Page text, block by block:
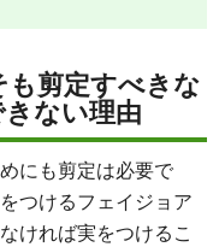
剪定すべきな
ない理由
にも剪定は必要で
つけるフェイジョア
ければ実をつけるこ